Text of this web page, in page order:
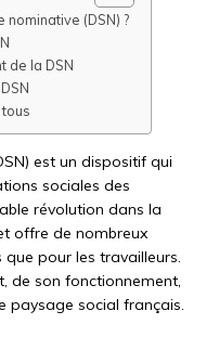
(DSN) ?
de la DSN
est un dispositif qui
sociales des
révolution dans la
offre de nombreux
pour les travailleurs.
de son fonctionnement,
paysage social français.